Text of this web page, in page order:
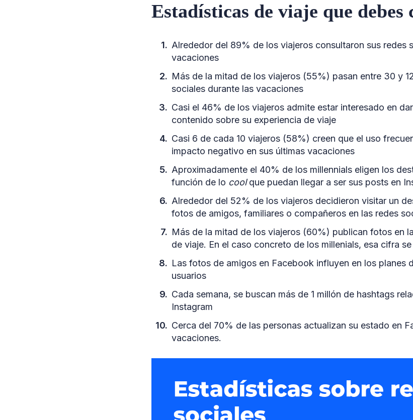
Estadísticas de viaje que debes
Alrededor del 89% de los viajeros consultaron sus redes
vacaciones
Más de la mitad de los viajeros (55%) pasan entre 30 y
sociales durante las vacaciones
Casi el 46% de los viajeros admite estar interesado en
contenido sobre su experiencia de viaje
Casi 6 de cada 10 viajeros (58%) creen que el uso
impacto negativo en sus últimas vacaciones
Aproximadamente el 40% de los millennials eligen los
función de lo coolque puedan llegar a ser sus posts en
Alrededor del 52% de los viajeros decidieron visitar un
fotos de amigos, familiares o compañeros en las redes
Más de la mitad de los viajeros (60%) publican fotos en
de viaje. En el caso concreto de los millenials, esa cifra
Las fotos de amigos en Facebook influyen en los planes
usuarios
Cada semana, se buscan más de 1 millón de hashtags
Instagram
Cerca del 70% de las personas actualizan su estado en
vacaciones.